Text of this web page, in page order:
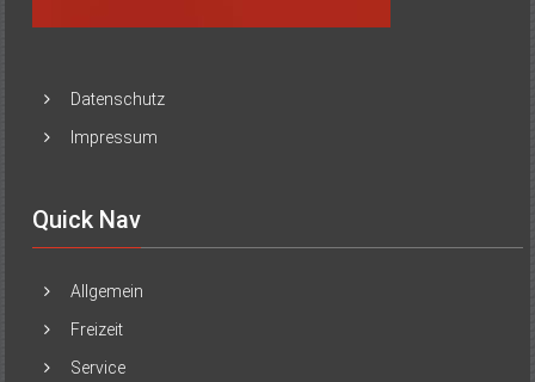
Datenschutz
Impressum
Quick Nav
Allgemein
Freizeit
Service